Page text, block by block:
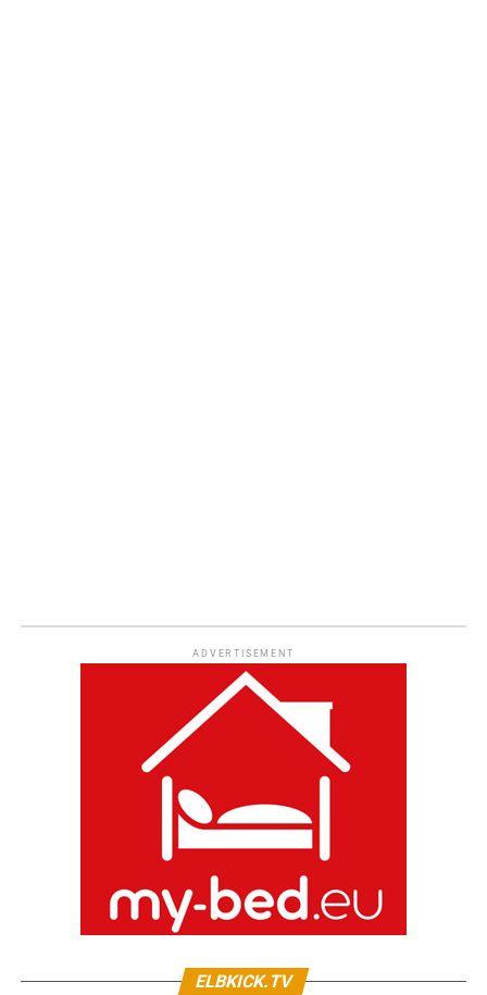
ADVERTISEMENT
ELBKICK.TV